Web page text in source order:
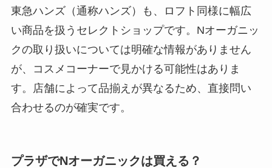
東急ハンズ（通称ハンズ）も、ロフト同様に幅広
い商品を扱うセレクトショップです。Nオーガニッ
クの取り扱いについては明確な情報がありません
が、コスメコーナーで見かける可能性はありま
す。店舗によって品揃えが異なるため、直接問い
合わせるのが確実です。
プラザでNオーガニックは買える？